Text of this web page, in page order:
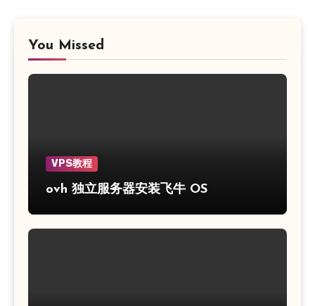
You Missed
VPS教程
ovh 独立服务器安装飞牛 OS